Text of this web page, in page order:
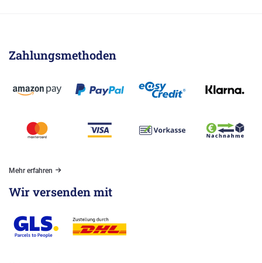
Zahlungsmethoden
Mehr erfahren
Wir versenden mit